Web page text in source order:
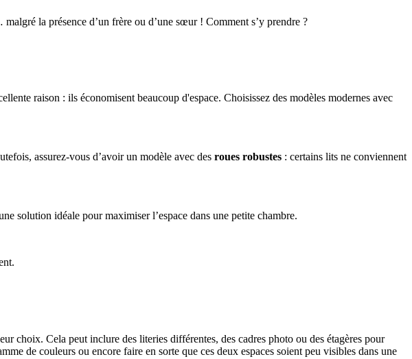
la présence d’un frère ou d’une sœur ! Comment s’y prendre ?
raison : ils économisent beaucoup d'espace. Choisissez des modèles modernes avec
assurez-vous d’avoir un modèle avec des roues robustes : certains lits ne conviennent
solution idéale pour maximiser l’espace dans une petite chambre.
choix. Cela peut inclure des literies différentes, des cadres photo ou des étagères pour
de couleurs ou encore faire en sorte que ces deux espaces soient peu visibles dans une